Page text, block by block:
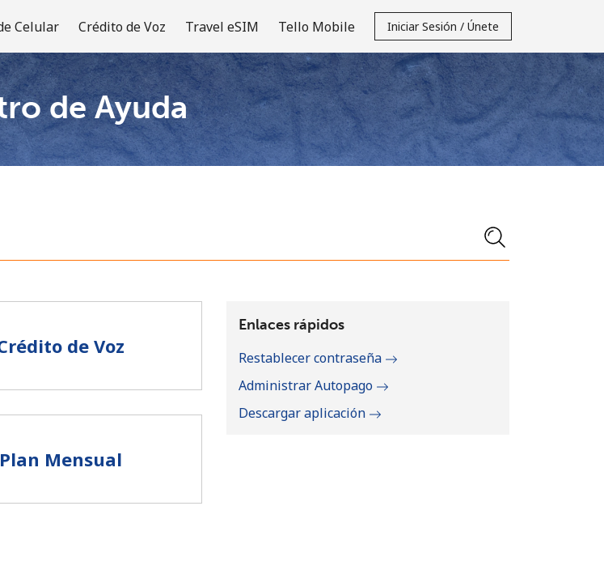
Celular Crédito de Voz Travel eSIM Tello Mobile Iniciar Sesión / Únete
o
de Ayuda
de Voz
Plan Mensual
Enlaces rápidos
Restablecer contraseña
Administrar Autopago
Descargar aplicación